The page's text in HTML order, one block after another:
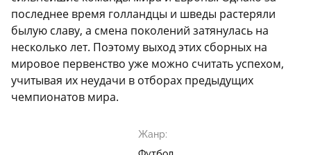
последнее время голландцы и шведы растеряли
былую славу, а смена поколений затянулась на
несколько лет. Поэтому выход этих сборных на
мировое первенство уже можно считать успехом,
учитывая их неудачи в отборах предыдущих
чемпионатов мира.
Жанр: